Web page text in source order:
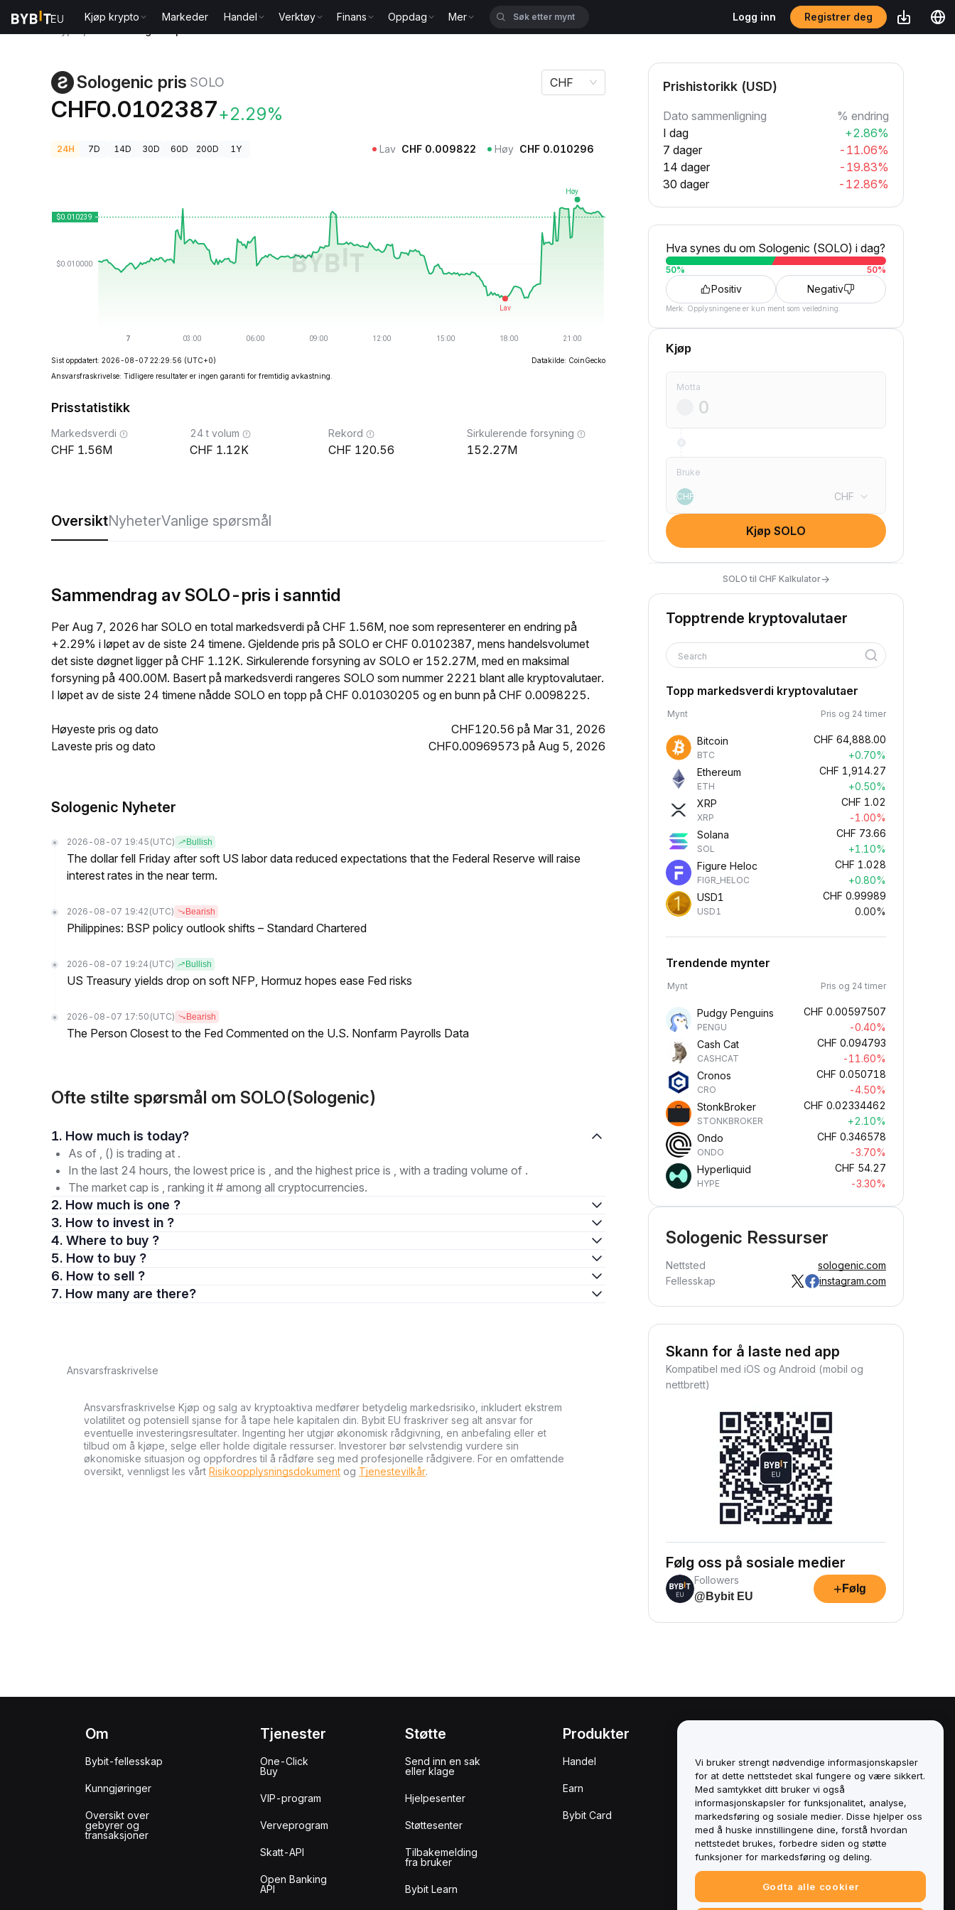
Kjøp krypto Markeder Handel Verktøy Finans Oppdag Mer Logg inn Registrer deg
Sologenic pris SOLO
CHF0.0102387+2.29%
CHF
24H 7D 14D 30D 60D 200D 1Y Lav CHF 0.009822 Høy CHF 0.010296
Sist oppdatert: 2026-08-07 22:29:56 (UTC+0)
Datakilde: CoinGecko
Ansvarsfraskrivelse: Tidligere resultater er ingen garanti for fremtidig avkastning.
Prisstatistikk
Markedsverdi
1.56M
24 t volum
1.12K
Rekord
120.56
Sirkulerende forsyning
152.27M
OversiktNyheterVanlige spørsmål
Sammendrag av SOLO-pris i sanntid
Per Aug 7, 2026 har SOLO en total markedsverdi på CHF 1.56M, noe som representerer en endring på
+2.29% i løpet av de siste 24 timene. Gjeldende pris på SOLO er CHF 0.0102387, mens handelsvolumet
det siste døgnet ligger på CHF 1.12K. Sirkulerende forsyning av SOLO er 152.27M, med en maksimal
forsyning på 400.00M. Basert på markedsverdi rangeres SOLO som nummer 2221 blant alle kryptovalutaer.
I løpet av de siste 24 timene nådde SOLO en topp på CHF 0.01030205 og en bunn på CHF 0.0098225.
Høyeste pris og dato
CHF120.56 på Mar 31, 2026
Laveste pris og dato
CHF0.00969573 på Aug 5, 2026
Sologenic Nyheter
2026-08-07 19:45 (UTC) Bullish
The dollar fell Friday after soft US labor data reduced expectations that the Federal Reserve will raise
interest rates in the near term.
2026-08-07 19:42 (UTC) Bearish
Philippines: BSP policy outlook shifts – Standard Chartered
2026-08-07 19:24 (UTC) Bullish
US Treasury yields drop on soft NFP, Hormuz hopes ease Fed risks
2026-08-07 17:50 (UTC) Bearish
The Person Closest to the Fed Commented on the U.S. Nonfarm Payrolls Data
Ofte stilte spørsmål om SOLO(Sologenic)
1. How much is today?
As of , () is trading at .
In the last 24 hours, the lowest price is , and the highest price is , with a trading volume of .
The market cap is , ranking it # among all cryptocurrencies.
2. How much is one ?
3. How to invest in ?
4. Where to buy ?
5. How to buy ?
6. How to sell ?
7. How many are there?
Ansvarsfraskrivelse
Ansvarsfraskrivelse Kjøp og salg av kryptoaktiva medfører betydelig markedsrisiko, inkludert ekstrem
volatilitet og potensiell sjanse for å tape hele kapitalen din. Bybit EU fraskriver seg alt ansvar for
eventuelle investeringsresultater. Ingenting her utgjør økonomisk rådgivning, en anbefaling eller et
tilbud om å kjøpe, selge eller holde digitale ressurser. Investorer bør selvstendig vurdere sin
økonomiske situasjon og oppfordres til å rådføre seg med profesjonelle rådgivere. For en omfattende
oversikt, vennligst les vårt Risikoopplysningsdokument og Tjenestevilkår.
Prishistorikk (USD)
Dato sammenligning
% endring
I dag
+2.86%
7 dager
-11.06%
14 dager
-19.83%
30 dager
-12.86%
Hva synes du om Sologenic (SOLO) i dag?
50% 50%
Positiv Negativ
Merk: Opplysningene er kun ment som veiledning.
Kjøp
Motta
Bruke
CHF CHF
Kjøp SOLO
SOLO til CHF Kalkulator→
Topptrende kryptovalutaer
Search
Topp markedsverdi kryptovalutaer
Mynt Pris og 24 timer
Bitcoin
BTC
CHF 64,888.00
+0.70%
Ethereum
ETH
CHF 1,914.27
+0.50%
XRP
XRP
CHF 1.02
-1.00%
Solana
SOL
CHF 73.66
+1.10%
Figure Heloc
FIGR_HELOC
CHF 1.028
+0.80%
USD1
USD1
CHF 0.99989
0.00%
Trendende mynter
Mynt Pris og 24 timer
Pudgy Penguins
PENGU
CHF 0.00597507
-0.40%
Cash Cat
CASHCAT
CHF 0.094793
-11.60%
Cronos
CRO
CHF 0.050718
-4.50%
StonkBroker
STONKBROKER
CHF 0.02334462
+2.10%
Ondo
ONDO
CHF 0.346578
-3.70%
Hyperliquid
HYPE
CHF 54.27
-3.30%
Sologenic Ressurser
Nettsted
sologenic.com
Fellesskap
instagram.com
Skann for å laste ned app
Kompatibel med iOS og Android (mobil og
nettbrett)
Følg oss på sosiale medier
Followers
@Bybit EU
+ Følg
Om
Bybit-fellesskap
Kunngjøringer
Oversikt over
gebyrer og
transaksjoner
Tjenester
One-Click
Buy
VIP-program
Verveprogram
Skatt-API
Open Banking
API
Støtte
Send inn en sak
eller klage
Hjelpesenter
Støttesenter
Tilbakemelding
fra bruker
Bybit Learn
Produkter
Handel
Earn
Bybit Card
Retningslinjer for
interessekonflikter
Sammendrag av retningslinjene for
oppbevaring og administrasjon
ESG-informasjon
Crypto-Asset White Papers
Vi bruker strengt nødvendige informasjonskapsler
for at dette nettstedet skal fungere og være sikkert.
Med samtykket ditt bruker vi også
informasjonskapsler for funksjonalitet, analyse,
markedsføring og sosiale medier. Disse hjelper oss
med å huske innstillingene dine, forstå hvordan
nettstedet brukes, forbedre siden og støtte
funksjoner for markedsføring og deling.
Godta alle cookier